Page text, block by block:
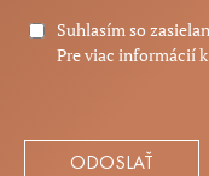
Suhlasím so
Pre viac informácií
ODOSLAŤ